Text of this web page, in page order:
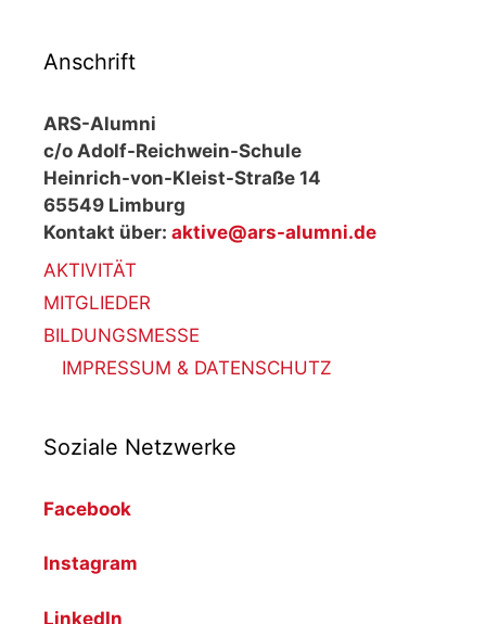
Anschrift
ARS-Alumni
c/o Adolf-Reichwein-Schule
Heinrich-von-Kleist-Straße 14
65549 Limburg
Kontakt über: aktive@ars-alumni.de
AKTIVITÄT
MITGLIEDER
BILDUNGSMESSE
IMPRESSUM & DATENSCHUTZ
Soziale Netzwerke
Facebook
Instagram
LinkedIn